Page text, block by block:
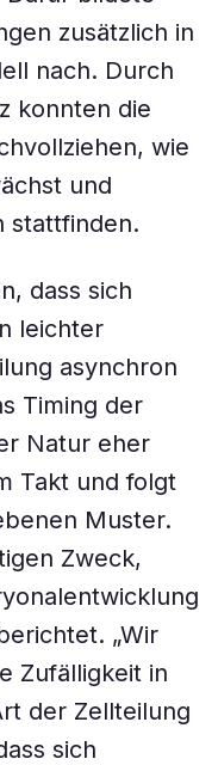
zusätzlich in
nach. Durch
konnten die
wie
und
stattfinden.
dass sich
leichter
asynchron
Timing der
Natur eher
Takt und folgt
Muster.
Zweck,
„Wir
Zufälligkeit in
der Zellteilung
sich